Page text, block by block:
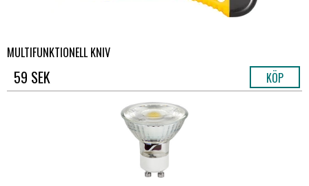
MULTIFUNKTIONELL KNIV
59 SEK KÖP